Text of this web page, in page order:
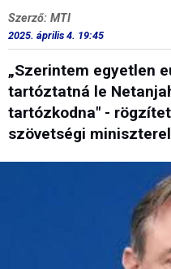
Szerző: MTI
2025. április 4. 19:45
„Szerintem egyetlen
tartóztatná le
tartózkodna" -
szövetségi